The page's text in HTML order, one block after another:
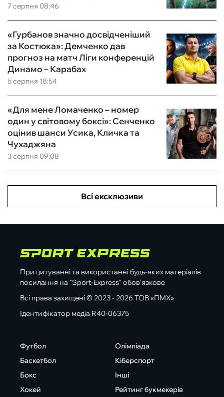
7 серпня 08:46
5 серпня 18:54
«Гурбанов значно досвідченіший
за Костюка»: Демченко дав
прогноз на матч Ліги конференцій
Динамо – Карабах
3 серпня 09:08
«Для мене Ломаченко – номер
один у світовому боксі»: Сенченко
оцінив шанси Усика, Кличка та
Чухаджяна
Всі ексклюзиви
При цитуванні та використанні будь-яких матеріалів
посилання на "Sport-Express" обов'язкове
Всі права захищені © 2023 - 2026 ТОВ «ПМХ»
Ідентифікатор медіа R40-06375
Футбол
Баскетбол
Бокс
Хокей
Олімпіада
Кіберспорт
Інші
Рейтинг букмекерів